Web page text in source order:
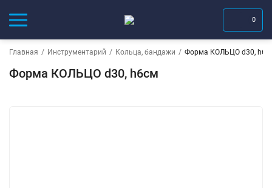
0
Главная / Инструментарий / Кольца, бандажи / Форма КОЛЬЦО d30,
Форма КОЛЬЦО d30, h6см